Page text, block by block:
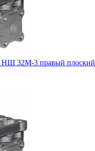
НШ 32М-3 правый плоский